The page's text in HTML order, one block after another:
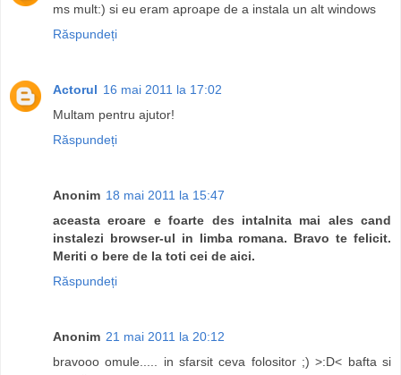
ms mult:) si eu eram aproape de a instala un alt windows
Răspundeți
Actorul 16 mai 2011 la 17:02
Multam pentru ajutor!
Răspundeți
Anonim 18 mai 2011 la 15:47
aceasta eroare e foarte des intalnita mai ales cand
instalezi browser-ul in limba romana. Bravo te felicit.
Meriti o bere de la toti cei de aici.
Răspundeți
Anonim 21 mai 2011 la 20:12
bravooo omule..... in sfarsit ceva folositor ;) >:D< bafta si